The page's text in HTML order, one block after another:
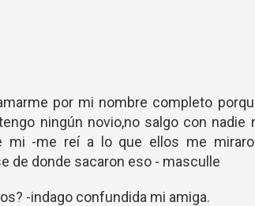
por mi nombre completo
ningún novio,no salgo con nadie
mi -me reí a lo que ellos me
de donde sacaron eso - masculle
-indago confundida mi amiga.